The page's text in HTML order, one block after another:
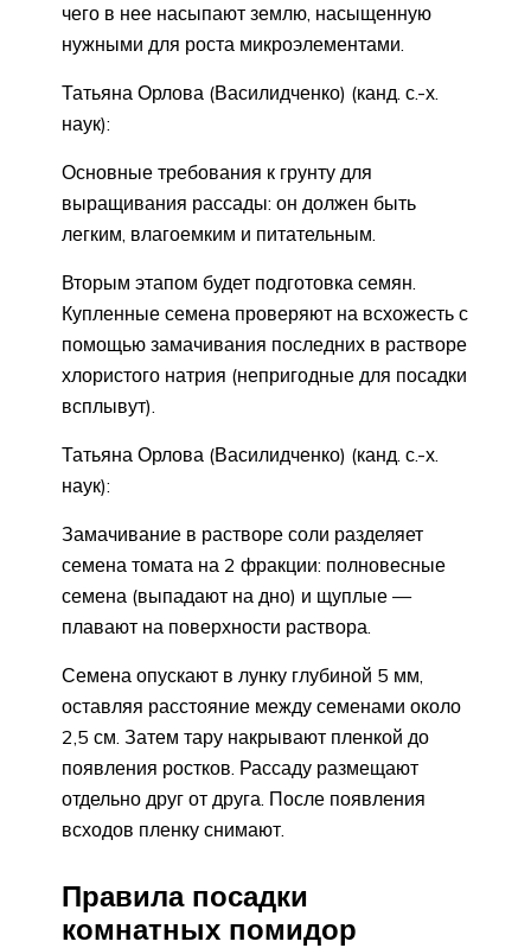
чего в нее насыпают землю, насыщенную
нужными для роста микроэлементами.
Татьяна Орлова (Василидченко) (канд. с.-х.
наук):
Основные требования к грунту для
выращивания рассады: он должен быть
легким, влагоемким и питательным.
Вторым этапом будет подготовка семян.
Купленные семена проверяют на всхожесть с
помощью замачивания последних в растворе
хлористого натрия (непригодные для посадки
всплывут).
Татьяна Орлова (Василидченко) (канд. с.-х.
наук):
Замачивание в растворе соли разделяет
семена томата на 2 фракции: полновесные
семена (выпадают на дно) и щуплые —
плавают на поверхности раствора.
Семена опускают в лунку глубиной 5 мм,
оставляя расстояние между семенами около
2,5 см. Затем тару накрывают пленкой до
появления ростков. Рассаду размещают
отдельно друг от друга. После появления
всходов пленку снимают.
Правила посадки
комнатных помидор